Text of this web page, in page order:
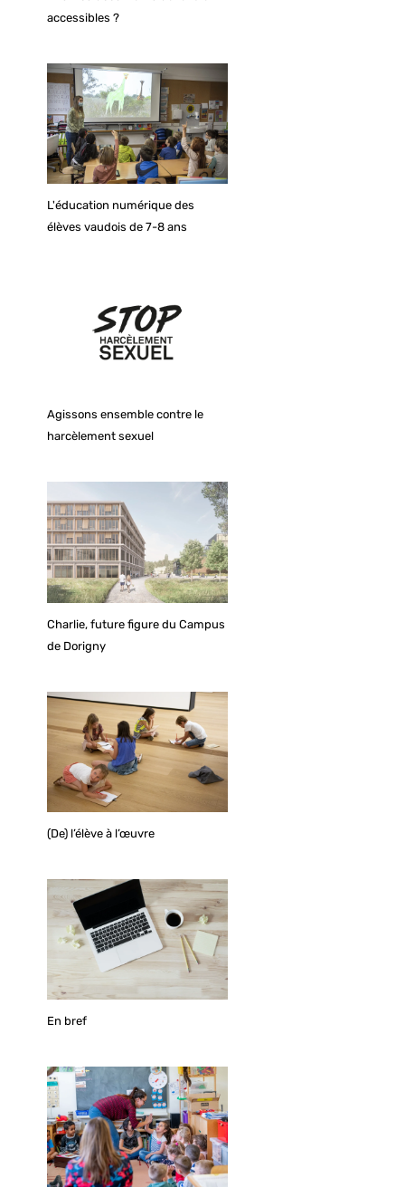
accessibles ?
L'éducation numérique des
élèves vaudois de 7-8 ans
Agissons ensemble contre le
harcèlement sexuel
Charlie, future figure du Campus
de Dorigny
(De) l’élève à l’œuvre
En bref